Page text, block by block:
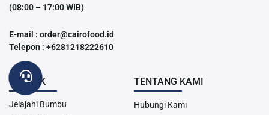
(08:00 – 17:00 WIB)
E-mail : order@cairofood.id
Telepon : +6281218222610
PRODUK
Jelajahi Bumbu
TENTANG KAMI
Hubungi Kami